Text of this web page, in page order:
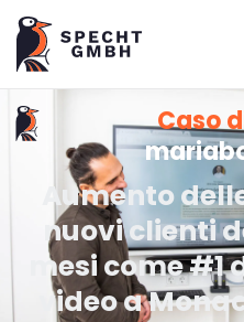
Caso
Aumento
nuovi clienti
mesi come
video a